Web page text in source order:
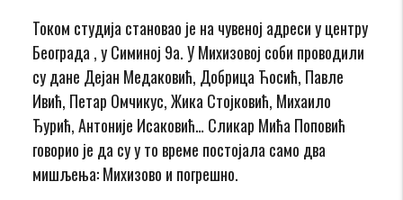
Током студија становао је на чувеној адреси у центру
Београда , у Симиној 9а. У Михизовој соби проводили
су дане Дејан Медаковић, Добрица Ћосић, Павле
Ивић, Петар Омчикус, Жика Стојковић, Михаило
Ђурић, Антоније Исаковић… Сликар Мића Поповић
говорио је да су у то време постојала само два
мишљења: Михизово и погрешно.